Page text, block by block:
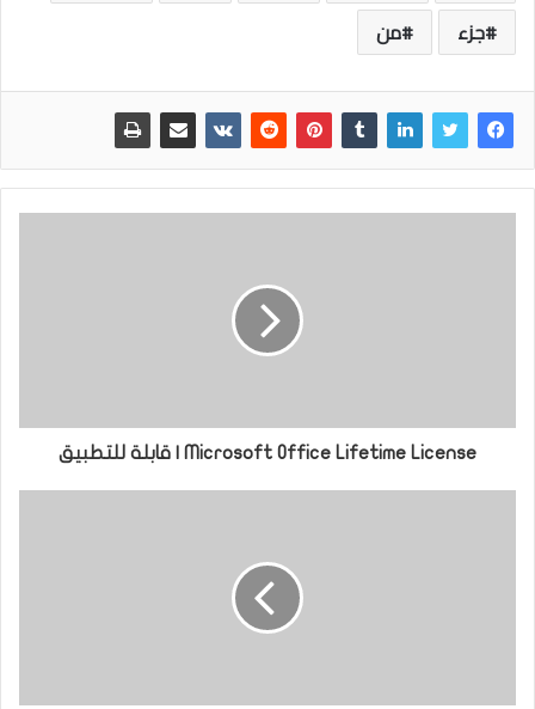
جزء
من
Microsoft Office Lifetime License | قابلة للتطبيق